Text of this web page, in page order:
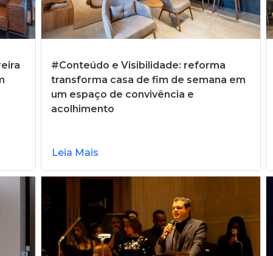
#Conteúdo e Visibilidade: reforma
transforma casa de fim de semana em
um espaço de convivência e
acolhimento
Leia Mais